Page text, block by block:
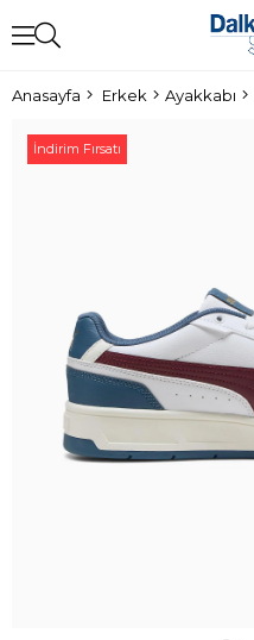
Anasayfa Erkek Ayakkabı
İndirim Fırsatı